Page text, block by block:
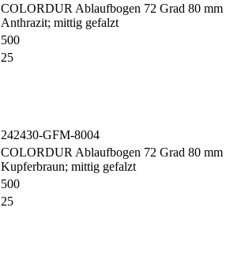
COLORDUR Ablaufbogen 72 Grad 80 mm
Anthrazit; mittig gefalzt
500
25
242430-GFM-8004
COLORDUR Ablaufbogen 72 Grad 80 mm
Kupferbraun; mittig gefalzt
500
25